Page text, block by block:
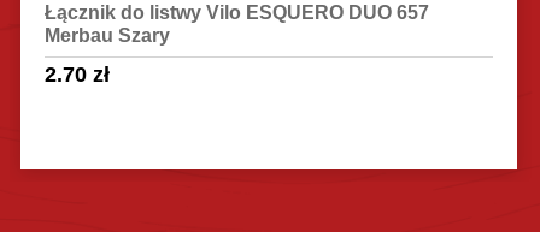
Łącznik do listwy Vilo ESQUERO DUO 657
Merbau Szary
2.70 zł